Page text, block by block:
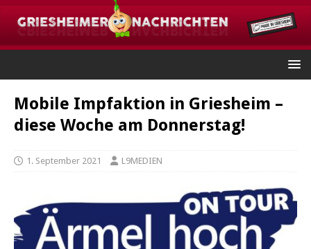
Mobile Impfaktion in Griesheim –
diese Woche am Donnerstag!
1. September 2021 L9MEDIEN